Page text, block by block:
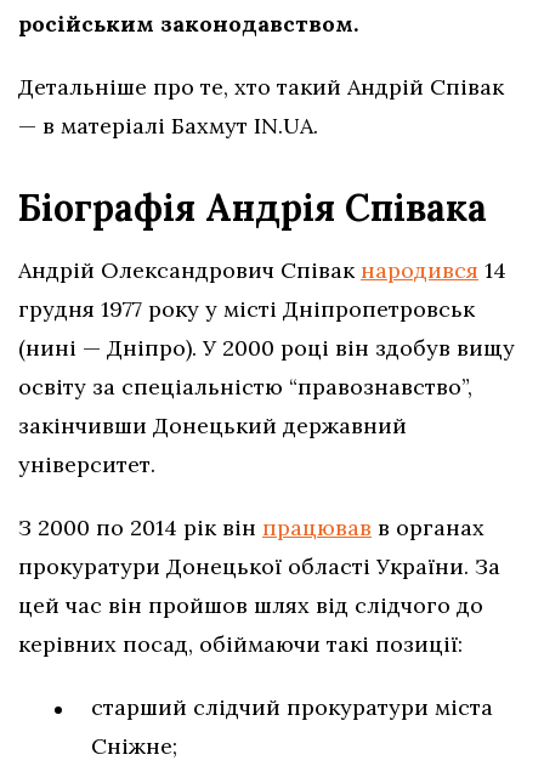
російським законодавством.
Детальніше про те, хто такий Андрій Співак
— в матеріалі Бахмут IN.UA.
Біографія Андрія Співака
Андрій Олександрович Співак народився 14
грудня 1977 року у місті Дніпропетровськ
(нині — Дніпро). У 2000 році він здобув вищу
освіту за спеціальністю “правознавство”,
закінчивши Донецький державний
університет.
З 2000 по 2014 рік він працював в органах
прокуратури Донецької області України. За
цей час він пройшов шлях від слідчого до
керівних посад, обіймаючи такі позиції:
старший слідчий прокуратури міста
Сніжне;